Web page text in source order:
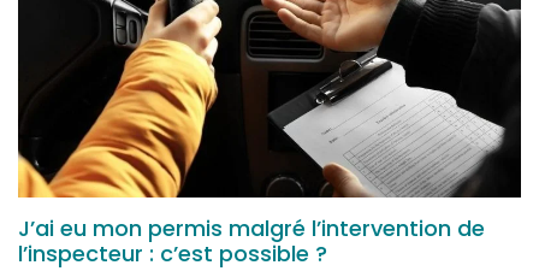
J’ai eu mon permis malgré l’intervention de
l’inspecteur : c’est possible ?